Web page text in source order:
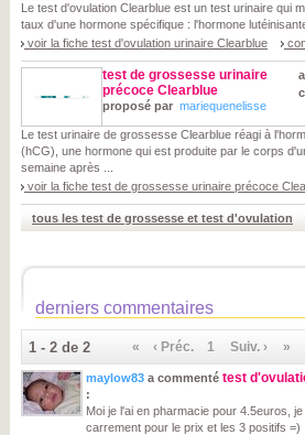
Le test d'ovulation Clearblue est un test urinaire qui
taux d'une hormone spécifique : l'hormone
voir la fiche test d'ovulation urinaire Clearblue
test de grossesse urinaire
précoce Clearblue
proposé par mariequenelisse
Le test urinaire de grossesse Clearblue réagi à
(hCG), une hormone qui est produite par le corps
semaine après ...
voir la fiche test de grossesse urinaire précoce
tous les test de grossesse et test d'ovulation
derniers commentaires
1 - 2 de 2 « ‹ Préc. 1 Suiv. › »
maylow83 a commenté test
:
Moi je l'ai en pharmacie pour 4.5euros,
carrement pour le prix et les 3 positifs =)